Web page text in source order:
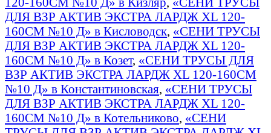
ДЛЯ ВЗР АКТИВ ЭКСТРА ЛАРДЖ XL 120-
160СМ №10 Д» в Кисловодск, «СЕНИ ТРУСЫ
ДЛЯ ВЗР АКТИВ ЭКСТРА ЛАРДЖ XL 120-
160СМ №10 Д» в Козет, «СЕНИ ТРУСЫ ДЛЯ
ВЗР АКТИВ ЭКСТРА ЛАРДЖ XL 120-160СМ
№10 Д» в Константиновская, «СЕНИ ТРУСЫ
ДЛЯ ВЗР АКТИВ ЭКСТРА ЛАРДЖ XL 120-
160СМ №10 Д» в Котельниково, «СЕНИ